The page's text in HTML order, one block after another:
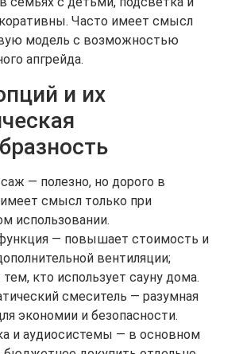
Часто имеет смысл
модель с возможностью
апгрейда.
и их
— полезно, но дорого в
смысл только при
использовании.
— повышает стоимость и
вентиляции;
кто использует сауну дома.
смеситель — разумная
экономии и безопасности.
и аудиосистемы — в основном